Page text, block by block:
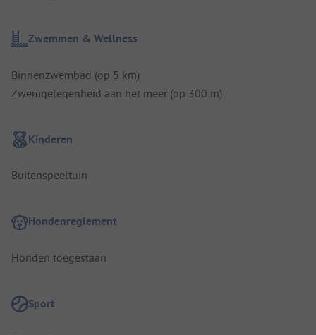
Zwemmen & Wellness
Binnenzwembad (op 5 km)
Zwemgelegenheid aan het meer (op 300 m)
Kinderen
Buitenspeeltuin
Hondenreglement
Honden toegestaan
Sport